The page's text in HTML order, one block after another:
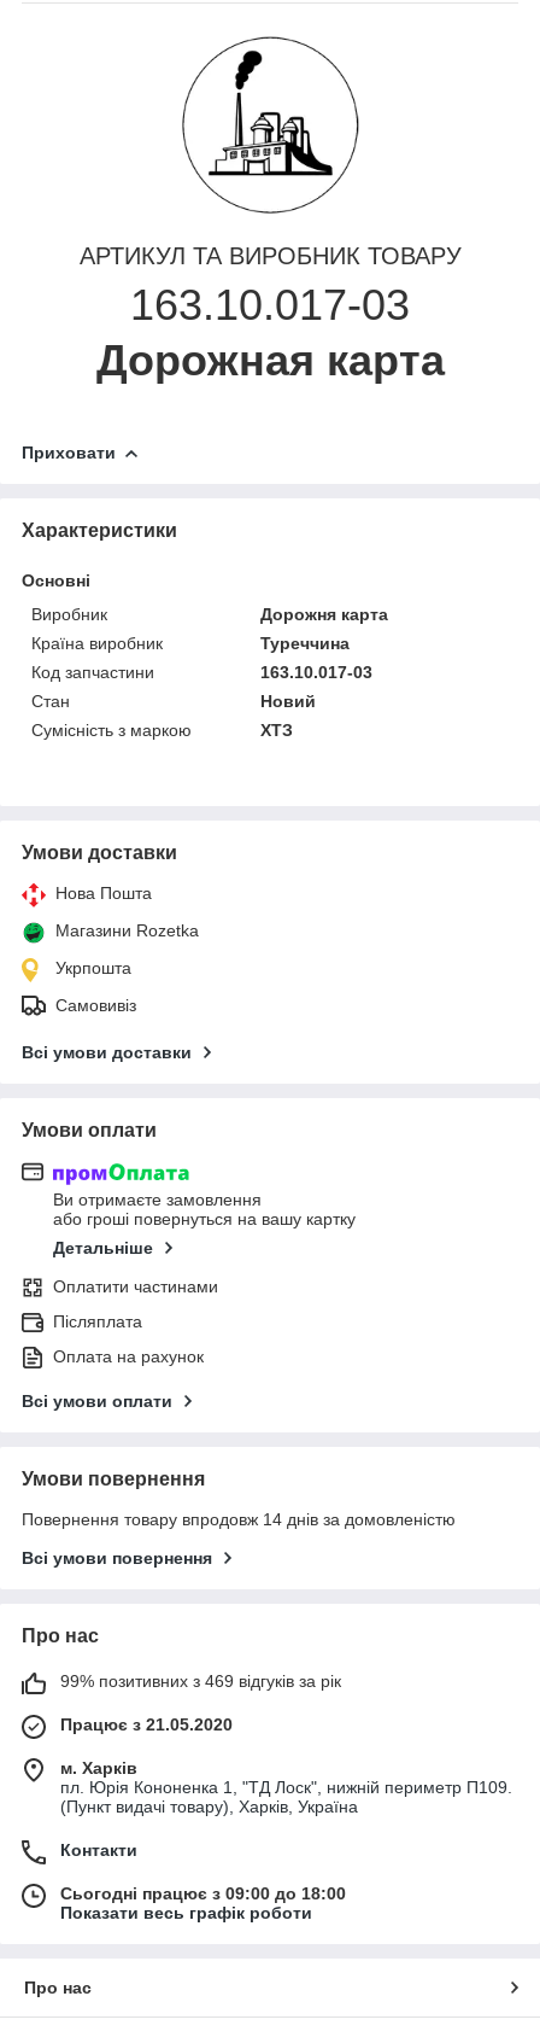
АРТИКУЛ ТА ВИРОБНИК ТОВАРУ
163.10.017-03
Дорожная карта
Приховати
Характеристики
Основні
Виробник
Дорожня карта
Країна виробник
Туреччина
Код запчастини
163.10.017-03
Стан
Новий
Сумісність з маркою
ХТЗ
Умови доставки
Нова Пошта
Магазини Rozetka
Укрпошта
Самовивіз
Всі умови доставки
Умови оплати
Ви отримаєте замовлення
або гроші повернуться на вашу картку
Детальніше
Оплатити частинами
Післяплата
Оплата на рахунок
Всі умови оплати
Умови повернення
Повернення товару впродовж 14 днів за домовленістю
Всі умови повернення
Про нас
99% позитивних з 469 відгуків за рік
Працює з 21.05.2020
м. Харків
пл. Юрія Кононенка 1, "ТД Лоск", нижній периметр П109.
(Пункт видачі товару), Харків, Україна
Контакти
Сьогодні працює з 09:00 до 18:00
Показати весь графік роботи
Про нас